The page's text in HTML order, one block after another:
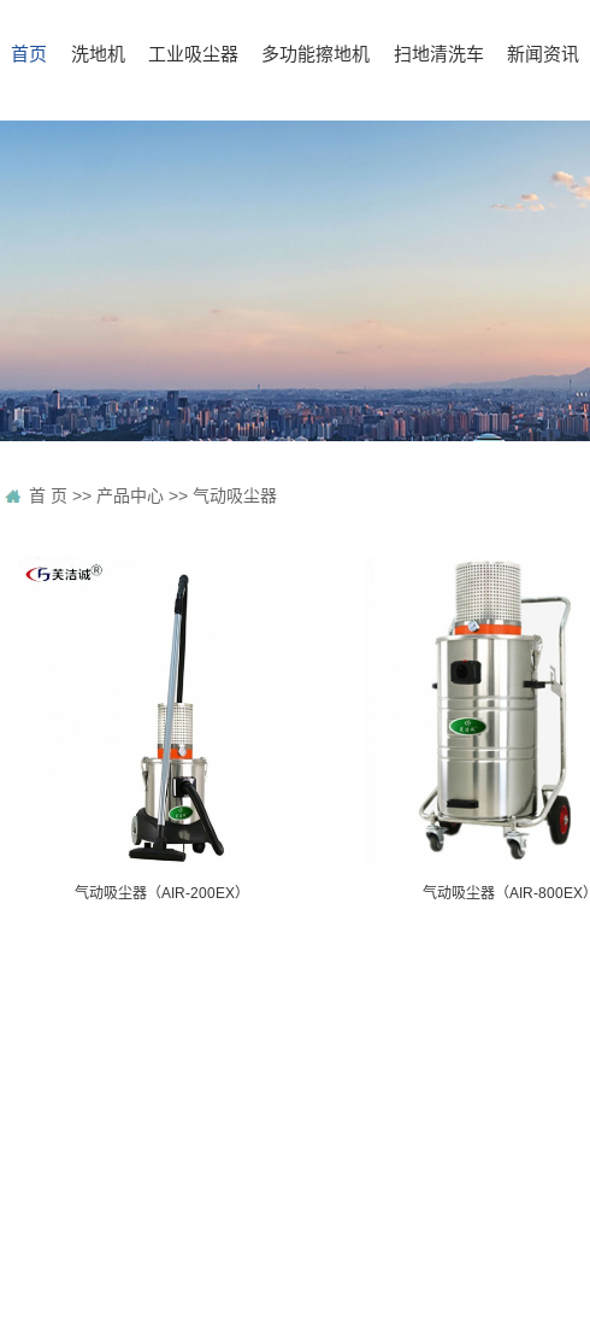
首页 洗地机 工业吸尘器 多功能擦地机 扫地清洗车 新闻资讯
首 页 >> 产品中心 >> 气动吸尘器
气动吸尘器（AIR-200EX） 气动吸尘器（AIR-800EX）